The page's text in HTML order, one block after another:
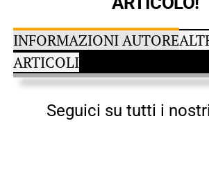
INFORMAZIONI AUTORE
ARTICOLI
Seguici su tutti i